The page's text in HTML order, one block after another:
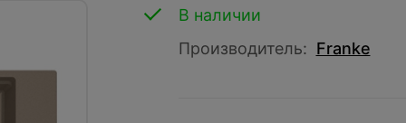
В наличии
Производитель: Franke